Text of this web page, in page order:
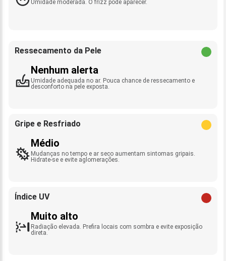
Umidade moderada. O frizz pode aparecer.
Ressecamento da Pele
Nenhum alerta
Umidade adequada no ar. Pouca chance de ressecamento e
desconforto na pele exposta.
Gripe e Resfriado
Médio
Mudanças no tempo e ar seco aumentam sintomas gripais.
Hidrate-se e evite aglomerações.
Índice UV
Muito alto
Radiação elevada. Prefira locais com sombra e evite exposição
direta.